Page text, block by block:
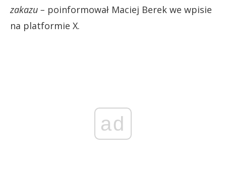
zakazu – poinformował Maciej Berek we wpisie
na platformie X.
ad